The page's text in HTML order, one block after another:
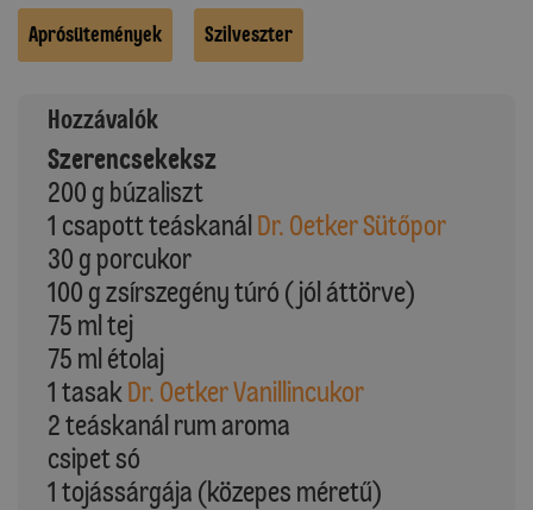
Aprósütemények Szilveszter
Hozzávalók
Szerencsekeksz
200 g búzaliszt
1 csapott teáskanálDr. Oetker Sütőpor
30 g porcukor
100 g zsírszegény túró (jól áttörve)
75 ml tej
75 ml étolaj
1 tasak Dr. Oetker Vanillincukor
2 teáskanál rum aroma
csipet só
1 tojássárgája (közepes méretű)